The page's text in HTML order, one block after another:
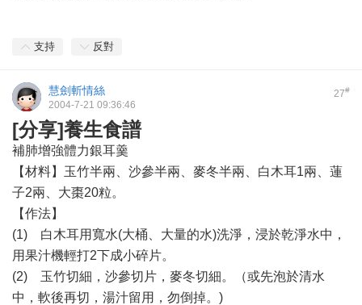
支持 反對
27#
慧劍斬情絲
2004-7-21 09:36:46
[分享]養生食譜
補肺增強體力銀耳羹
【材料】玉竹半兩、沙參半兩、麥冬半兩、白木耳1兩、蓮
子2兩、大棗20粒。
【作法】
(1) 白木耳用寬水(大桶、大量的水)洗淨，浸於乾淨水中，
用果汁機輕打2下成小碎片。
(2) 玉竹切細，沙參切片，麥冬切細。（或先泡於清水
中，軟後再切，湯汁留用，勿倒掉。)